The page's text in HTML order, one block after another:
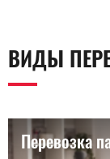
ВИДЫ
Перевозка